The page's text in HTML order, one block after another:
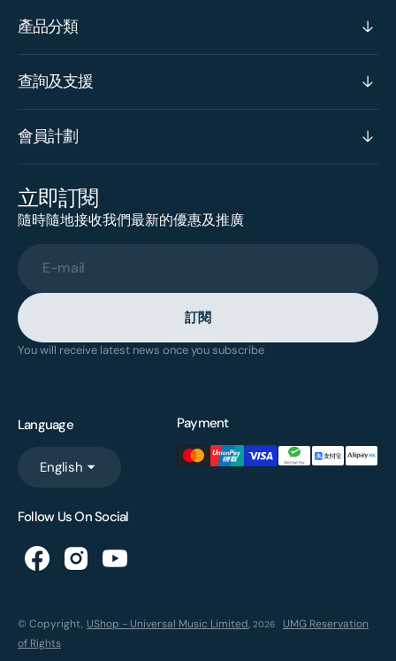
產品分類
查詢及支援
會員計劃
立即訂閱
隨時隨地接收我們最新的優惠及推廣
E-mail
訂閱
You will receive latest news once you subscribe
Language
English
Payment
Follow Us On Social
© Copyright, UShop - Universal Music Limited, 2026
UMG Reservation
of Rights